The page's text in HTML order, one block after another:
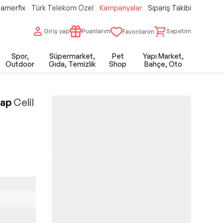
Türk Telekom Özel Kampanyalar Sipariş Takibi
Giriş yap Puanlarım Favorilerim Sepetim
Spor,
Outdoor
Süpermarket,
Gıda, Temizlik
Pet
Shop
Yapı Market,
Bahçe, Oto
Celil